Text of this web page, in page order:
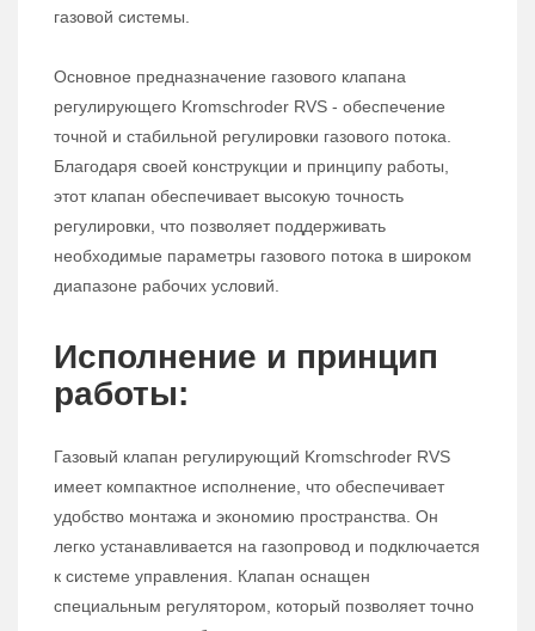
газовой системы.
Основное предназначение газового клапана
регулирующего Kromschroder RVS - обеспечение
точной и стабильной регулировки газового потока.
Благодаря своей конструкции и принципу работы,
этот клапан обеспечивает высокую точность
регулировки, что позволяет поддерживать
необходимые параметры газового потока в широком
диапазоне рабочих условий.
Исполнение и принцип
работы:
Газовый клапан регулирующий Kromschroder RVS
имеет компактное исполнение, что обеспечивает
удобство монтажа и экономию пространства. Он
легко устанавливается на газопровод и подключается
к системе управления. Клапан оснащен
специальным регулятором, который позволяет точно